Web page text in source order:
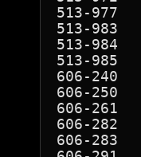
513-977
513-983
513-984
513-985
606-240
606-250
606-261
606-282
606-283